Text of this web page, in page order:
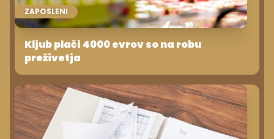
ZAPOSLENI
Kljub plači 4000 evrov so na robu
preživetja